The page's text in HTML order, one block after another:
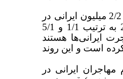
(2021) نشان می‌دهد حدود 2/2 میلیون ایرانی در
سراسر دنیا به‌عنوان مهاجر وجود دارند. این در حالی است که این میزان در سال‌های 2000 و 2010 به ترتیب 1/1 و 5/1
ایرانی‌ها هستند
است و این روند
ایرانی در